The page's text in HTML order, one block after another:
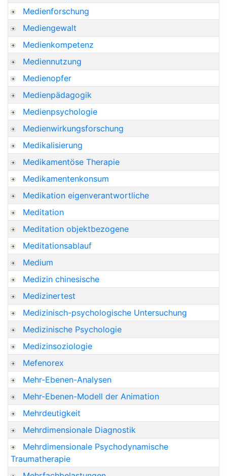
Medienforschung
Mediengewalt
Medienkompetenz
Mediennutzung
Medienopfer
Medienpädagogik
Medienpsychologie
Medienwirkungsforschung
Medikalisierung
Medikamentöse Therapie
Medikamentenkonsum
Medikation eigenverantwortliche
Meditation
Meditation objektbezogene
Meditationsablauf
Medium
Medizin chinesische
Medizinertest
Medizinisch-psychologische Untersuchung
Medizinische Psychologie
Medizinsoziologie
Mefenorex
Mehr-Ebenen-Analysen
Mehr-Ebenen-Modell der Animation
Mehrdeutigkeit
Mehrdimensionale Diagnostik
Mehrdimensionale Psychodynamische
Traumatherapie